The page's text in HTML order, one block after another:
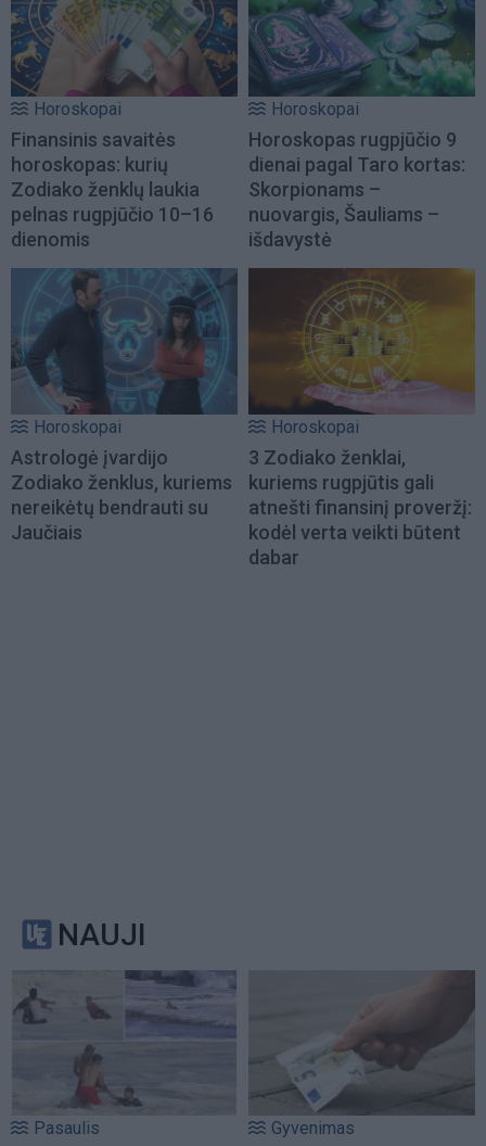
Horoskopai
Finansinis savaitės
horoskopas: kurių
Zodiako ženklų laukia
pelnas rugpjūčio 10–16
dienomis
Horoskopai
Horoskopas rugpjūčio 9
dienai pagal Taro kortas:
Skorpionams –
nuovargis, Šauliams –
išdavystė
Horoskopai
Astrologė įvardijo
Zodiako ženklus, kuriems
nereikėtų bendrauti su
Jaučiais
Horoskopai
3 Zodiako ženklai,
kuriems rugpjūtis gali
atnešti finansinį proveržį:
kodėl verta veikti būtent
dabar
NAUJI
Pasaulis Gyvenimas